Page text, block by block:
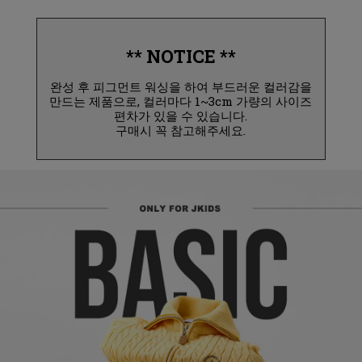
** NOTICE **
완성 후 피그먼트 워싱을 하여 부드러운 컬러감을
만드는 제품으로, 컬러마다 1~3cm 가량의 사이즈
편차가 있을 수 있습니다.
구매시 꼭 참고해주세요.